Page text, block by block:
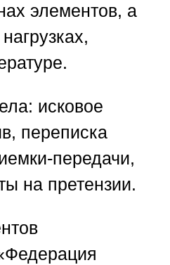
элементов, а
: исковое
переписка
передачи,
на претензии.